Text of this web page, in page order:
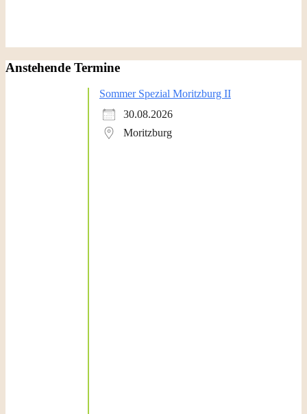
Anstehende Termine
Sommer Spezial Moritzburg II
30.08.2026
Moritzburg